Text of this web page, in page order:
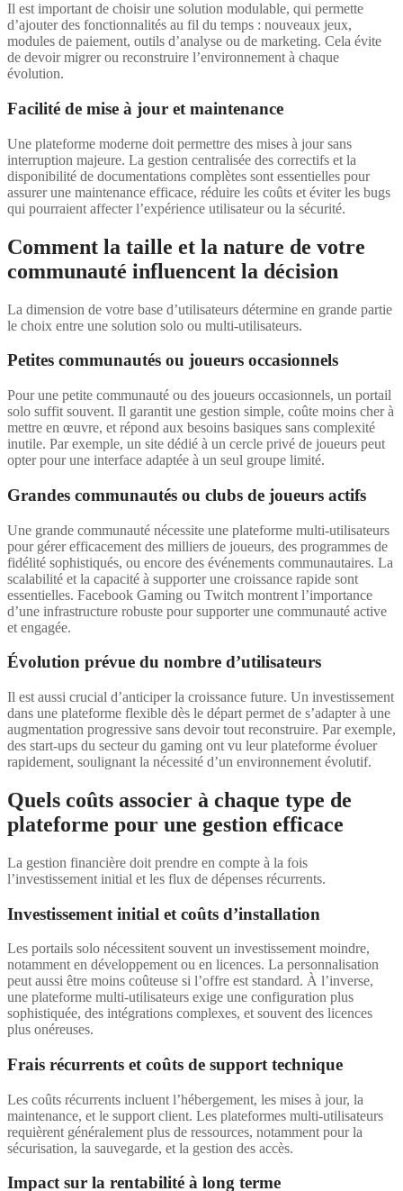
Il est important de choisir une solution modulable, qui permette
d’ajouter des fonctionnalités au fil du temps : nouveaux jeux,
modules de paiement, outils d’analyse ou de marketing. Cela évite
de devoir migrer ou reconstruire l’environnement à chaque
évolution.
Facilité de mise à jour et maintenance
Une plateforme moderne doit permettre des mises à jour sans
interruption majeure. La gestion centralisée des correctifs et la
disponibilité de documentations complètes sont essentielles pour
assurer une maintenance efficace, réduire les coûts et éviter les bugs
qui pourraient affecter l’expérience utilisateur ou la sécurité.
Comment la taille et la nature de votre
communauté influencent la décision
La dimension de votre base d’utilisateurs détermine en grande partie
le choix entre une solution solo ou multi-utilisateurs.
Petites communautés ou joueurs occasionnels
Pour une petite communauté ou des joueurs occasionnels, un portail
solo suffit souvent. Il garantit une gestion simple, coûte moins cher à
mettre en œuvre, et répond aux besoins basiques sans complexité
inutile. Par exemple, un site dédié à un cercle privé de joueurs peut
opter pour une interface adaptée à un seul groupe limité.
Grandes communautés ou clubs de joueurs actifs
Une grande communauté nécessite une plateforme multi-utilisateurs
pour gérer efficacement des milliers de joueurs, des programmes de
fidélité sophistiqués, ou encore des événements communautaires. La
scalabilité et la capacité à supporter une croissance rapide sont
essentielles. Facebook Gaming ou Twitch montrent l’importance
d’une infrastructure robuste pour supporter une communauté active
et engagée.
Évolution prévue du nombre d’utilisateurs
Il est aussi crucial d’anticiper la croissance future. Un investissement
dans une plateforme flexible dès le départ permet de s’adapter à une
augmentation progressive sans devoir tout reconstruire. Par exemple,
des start-ups du secteur du gaming ont vu leur plateforme évoluer
rapidement, soulignant la nécessité d’un environnement évolutif.
Quels coûts associer à chaque type de
plateforme pour une gestion efficace
La gestion financière doit prendre en compte à la fois
l’investissement initial et les flux de dépenses récurrents.
Investissement initial et coûts d’installation
Les portails solo nécessitent souvent un investissement moindre,
notamment en développement ou en licences. La personnalisation
peut aussi être moins coûteuse si l’offre est standard. À l’inverse,
une plateforme multi-utilisateurs exige une configuration plus
sophistiquée, des intégrations complexes, et souvent des licences
plus onéreuses.
Frais récurrents et coûts de support technique
Les coûts récurrents incluent l’hébergement, les mises à jour, la
maintenance, et le support client. Les plateformes multi-utilisateurs
requièrent généralement plus de ressources, notamment pour la
sécurisation, la sauvegarde, et la gestion des accès.
Impact sur la rentabilité à long terme